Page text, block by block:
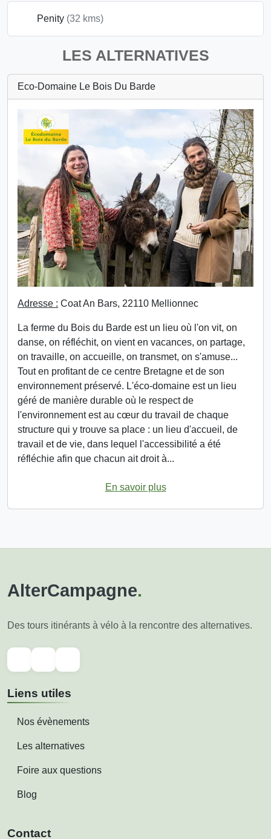
Penity (32 kms)
LES ALTERNATIVES
Eco-Domaine Le Bois Du Barde
Adresse : Coat An Bars, 22110 Mellionnec
La ferme du Bois du Barde est un lieu où l'on vit, on
danse, on réfléchit, on vient en vacances, on partage,
on travaille, on accueille, on transmet, on s'amuse...
Tout en profitant de ce centre Bretagne et de son
environnement préservé. L'éco-domaine est un lieu
géré de manière durable où le respect de
l'environnement est au cœur du travail de chaque
structure qui y trouve sa place : un lieu d'accueil, de
travail et de vie, dans lequel l'accessibilité a été
réfléchie afin que chacun ait droit à...
En savoir plus
AlterCampagne.
Des tours itinérants à vélo à la rencontre des alternatives.
Liens utiles
Nos évènements
Les alternatives
Foire aux questions
Blog
Contact